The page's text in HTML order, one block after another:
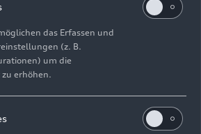
Deutschland, Italien,
der 285 PS starke Audi
die Überlegenheit
Jubiläen sind: 30 Jahre Audi
das Erfassen und
(z. B.
um die
erhöhen.